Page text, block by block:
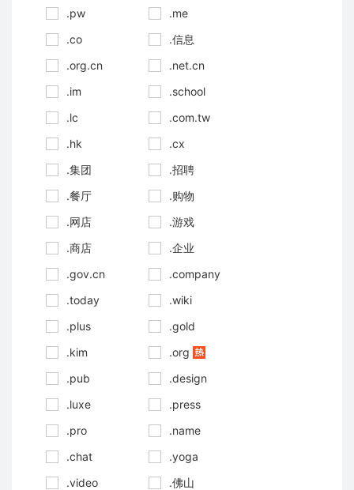
.pw
.me
.co
.信息
.org.cn
.net.cn
.im
.school
.lc
.com.tw
.hk
.cx
.集团
.招聘
.餐厅
.购物
.网店
.游戏
.商店
.企业
.gov.cn
.company
.today
.wiki
.plus
.gold
.kim
.org
.pub
.design
.luxe
.press
.pro
.name
.chat
.yoga
.video
.佛山